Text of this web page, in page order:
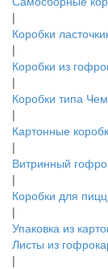
|
Коробки
|
Коробки из
|
Коробки типа
|
Картонные
|
Витринный
|
Коробки для
|
Упаковка из
Листы из
|